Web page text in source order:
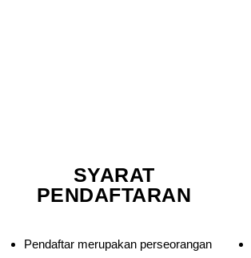
SYARAT
PENDAFTARAN
Pendaftar merupakan perseorangan